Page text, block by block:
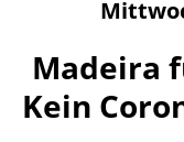
Madeira
Kein